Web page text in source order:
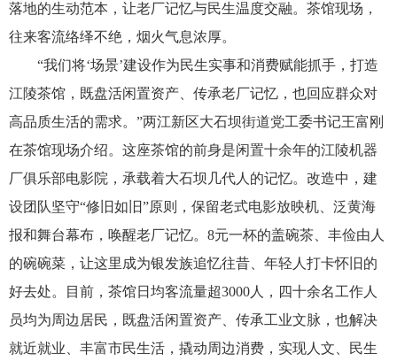
落地的生动范本，让老厂记忆与民生温度交融。茶馆现场，
往来客流络绎不绝，烟火气息浓厚。
“我们将‘场景’建设作为民生实事和消费赋能抓手，打造
江陵茶馆，既盘活闲置资产、传承老厂记忆，也回应群众对
高品质生活的需求。”两江新区大石坝街道党工委书记王富刚
在茶馆现场介绍。这座茶馆的前身是闲置十余年的江陵机器
厂俱乐部电影院，承载着大石坝几代人的记忆。改造中，建
设团队坚守“修旧如旧”原则，保留老式电影放映机、泛黄海
报和舞台幕布，唤醒老厂记忆。8元一杯的盖碗茶、丰俭由人
的碗碗菜，让这里成为银发族追忆往昔、年轻人打卡怀旧的
好去处。目前，茶馆日均客流量超3000人，四十余名工作人
员均为周边居民，既盘活闲置资产、传承工业文脉，也解决
就近就业、丰富市民生活，撬动周边消费，实现人文、民生